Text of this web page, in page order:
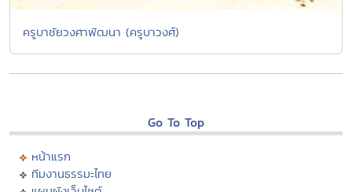
ครูบาชัยวงศาพัฒนา (ครูบาวงศ์)
Go To Top
หน้าแรก
ทีมงานธรรมะไทย